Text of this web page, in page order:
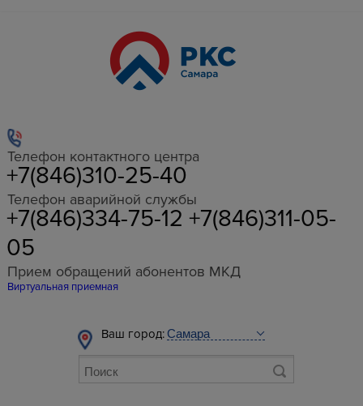
Телефон контактного центра
+7(846)310-25-40
Телефон аварийной службы
+7(846)334-75-12 +7(846)311-05-
05
Прием обращений абонентов МКД
Виртуальная приемная
Ваш город: